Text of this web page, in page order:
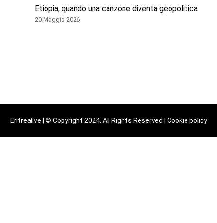
Etiopia, quando una canzone diventa geopolitica
20 Maggio 2026
Eritrealive | © Copyright 2024, All Rights Reserved | Cookie policy